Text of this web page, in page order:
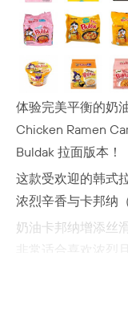
体验完美平衡的奶
Chicken Ramen
Buldak 拉面版本！
这款受欢迎的韩式
浓烈辛香与卡邦纳
奶油卡邦纳增添丝